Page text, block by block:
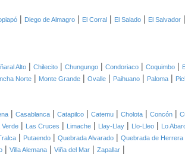
| Diego de Almagro | El Corral | El Salado | El Salvador |
Alto | Chilecito | Chungungo | Condoriaco | Coquimbo |
Norte | Monte Grande | Ovalle | Paihuano | Paloma |
| Casablanca | Catapilco | Catemu | Cholota | Concón |
Verde | Las Cruces | Limache | Llay-Llay | Llo-Lleo | Lo
| Putaendo | Quebrada Alvarado | Quebrada de Herrera
| Villa Alemana | Viña del Mar | Zapallar |